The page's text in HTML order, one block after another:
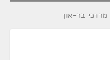
מרדכי בר-און